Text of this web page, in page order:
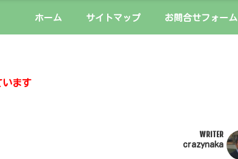
ホーム サイトマップ お問合せフォーム
ます
WRITER
crazynaka